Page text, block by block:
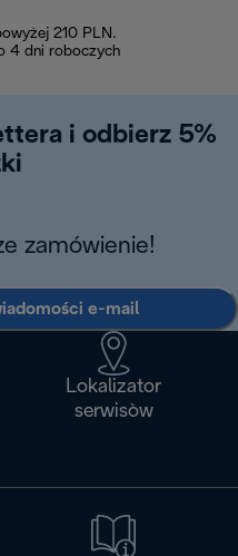
210 PLN.
4 dni roboczych
i odbierz 5%
zamówienie!
e-mail
Lokalizator
serwisòw